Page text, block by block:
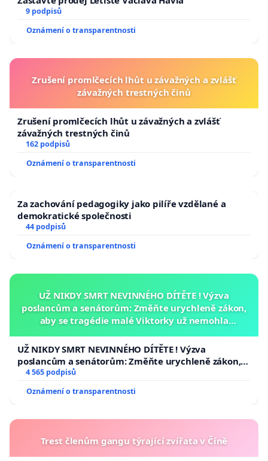
9 podpisů
Oznámení o transparentnosti
Zrušení promlčecích lhůt u závažných a zvlášť
závažných trestných činů
Zrušení promlčecích lhůt u závažných a zvlášť
závažných trestných činů
162 podpisů
Oznámení o transparentnosti
Za zachování pedagogiky jako pilíře vzdělané a
demokratické společnosti
44 podpisů
Oznámení o transparentnosti
UŽ NIKDY SMRT NEVINNÉHO DÍTĚTE ! Výzva
poslancům a senátorům: Změňte urychleně zákon,
aby se tragédie malé Viktorky už nemohla
UŽ NIKDY SMRT NEVINNÉHO DÍTĚTE ! Výzva
poslancům a senátorům: Změňte urychleně zákon,
aby se tragédie malé Viktorky už nemohla opakovat!
4 565 podpisů
Oznámení o transparentnosti
Trest členům gangu týrající zvířata v Číně